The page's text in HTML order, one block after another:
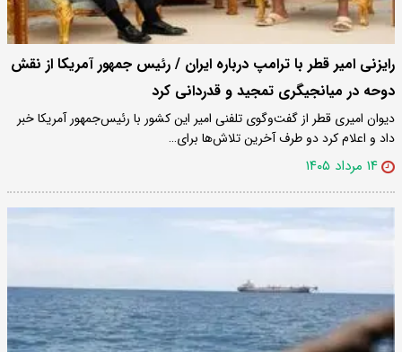
رایزنی امیر قطر با ترامپ درباره ایران / رئیس جمهور آمریکا از نقش
دوحه در میانجیگری تمجید و قدردانی کرد
دیوان امیری قطر از گفت‌وگوی تلفنی امیر این کشور با رئیس‌جمهور آمریکا خبر
داد و اعلام کرد دو طرف آخرین تلاش‌ها برای…
۱۴ مرداد ۱۴۰۵